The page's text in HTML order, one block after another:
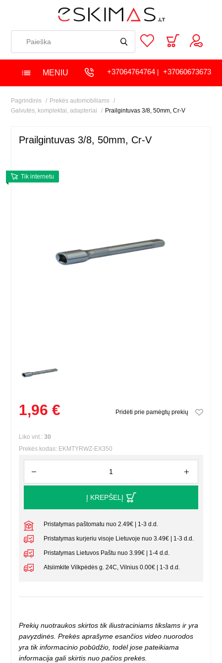
MENIU +37064764764| +37060673673
Pagrindinis
Prekės automobiliams
Galvutės, komplektai, adapteriai
Prailgintuvas 3/8, 50mm, Cr-V
Prailgintuvas 3/8, 50mm, Cr-V
Tik internetu
1,96 € Pridėti prie pamėgtų prekių
Liko vnt.:30
Prekės kodas: EKMTYRWZ-EX350
Į KREPŠELĮ
Pristatymas paštomatu nuo 2.49€ | 1-3 d.d.
Pristatymas kurjeriu visoje Lietuvoje nuo 3.49€ | 1-3 d.d.
Pristatymas Lietuvos Paštu nuo 3.99€ | 1-4 d.d.
Atsiimkite Vilkpėdės g. 24C, Vilnius 0.00€ | 1-3 d.d.
Prekių nuotraukos skirtos tik iliustraciniams tikslams ir yra
pavyzdinės. Prekės aprašyme esančios video nuorodos
yra tik informacinio pobūdžio, todėl jose pateikiama
informacija gali skirtis nuo pačios prekės.